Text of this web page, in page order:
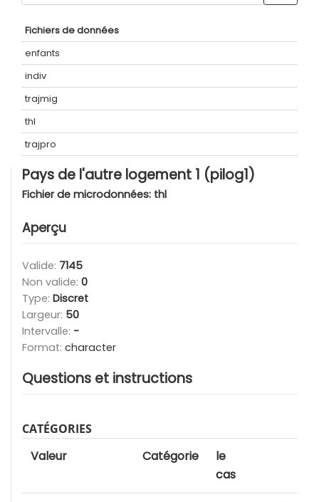
Fichiers de données
enfants
indiv
trajmig
thl
trajpro
Pays de l'autre logement 1 (pilog1)
Fichier de microdonnées: thl
Aperçu
Valide: 7145
Non valide: 0
Type: Discret
Largeur: 50
Intervalle: -
Format: character
Questions et instructions
CATÉGORIES
Valeur Catégorie
le
cas